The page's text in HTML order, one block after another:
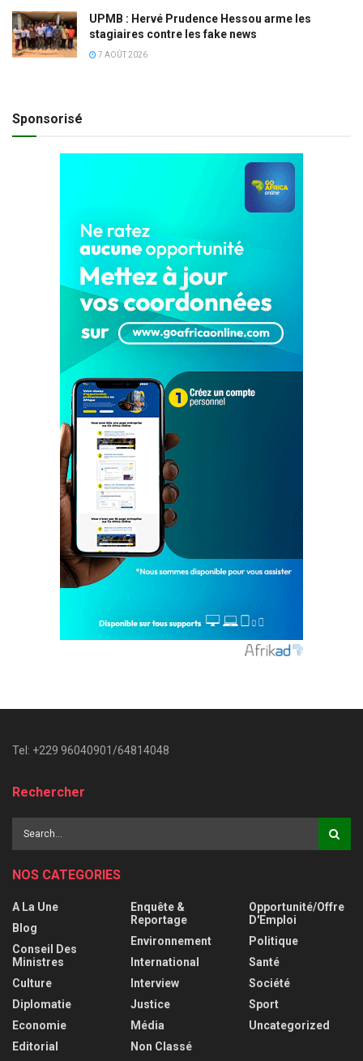
UPMB : Hervé Prudence Hessou arme les
stagiaires contre les fake news
7 AOÛT 2026
Sponsorisé
Tel: +229 96040901/64814048
Rechercher
NOS CATEGORIES
A La Une
Blog
Conseil Des
Ministres
Culture
Diplomatie
Economie
Editorial
Enquête &
Reportage
Environnement
International
Interview
Justice
Média
Non Classé
Opportunité/Offre
D'Emploi
Politique
Santé
Société
Sport
Uncategorized